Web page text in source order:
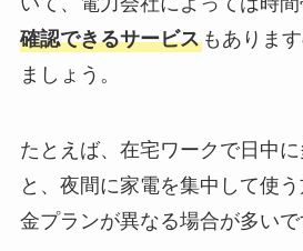
確認できるサービスもありま
ましょう。
たとえば、在宅ワークで日中
と、夜間に家電を集中して使
金プランが異なる場合が多いで